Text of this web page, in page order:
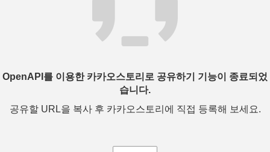
OpenAPI를 이용한 카카오스토리로 공유하기 기능이 종료되었
습니다.
공유할 URL을 복사 후 카카오스토리에 직접 등록해 보세요.